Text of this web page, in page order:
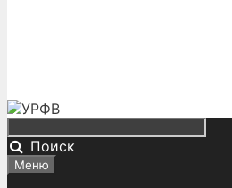
Поиск
Меню